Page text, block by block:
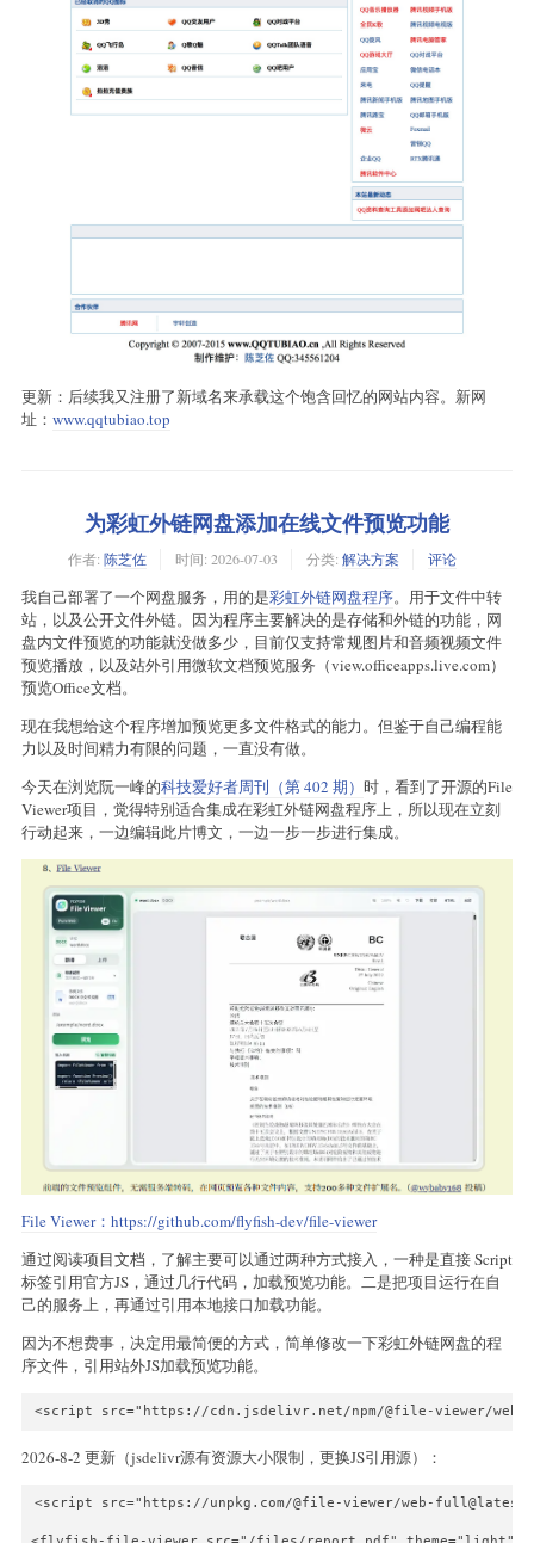
更新：后续我又注册了新域名来承载这个饱含回忆的网站内容。新网
址： www.qqtubiao.top
为彩虹外链网盘添加在线文件预览功能
作者: 陈芝佐 时间: 2026-07-03 分类: 解决方案 评论
我自己部署了一个网盘服务，用的是彩虹外链网盘程序。用于文件中转
站，以及公开文件外链。因为程序主要解决的是存储和外链的功能，网
盘内文件预览的功能就没做多少，目前仅支持常规图片和音频视频文件
预览播放，以及站外引用微软文档预览服务（view.officeapps.live.com）
预览Office文档。
现在我想给这个程序增加预览更多文件格式的能力。但鉴于自己编程能
力以及时间精力有限的问题，一直没有做。
今天在浏览阮一峰的科技爱好者周刊（第 402 期） 时，看到了开源的File
Viewer项目，觉得特别适合集成在彩虹外链网盘程序上，所以现在立刻
行动起来，一边编辑此片博文，一边一步一步进行集成。
File Viewer： https://github.com/flyfish-dev/file-viewer
通过阅读项目文档，了解主要可以通过两种方式接入，一种是直接 Script
标签引用官方JS，通过几行代码，加载预览功能。二是把项目运行在自
己的服务上，再通过引用本地接口加载功能。
因为不想费事，决定用最简便的方式，简单修改一下彩虹外链网盘的程
序文件，引用站外JS加载预览功能。
2026-8-2 更新（jsdelivr源有资源大小限制，更换JS引用源）：
<script src="https://unpkg.com/@file-viewer/web-